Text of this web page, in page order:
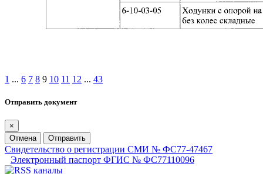
1 ... 6 7 8 9 10 11 12 ... 43
Отправить документ
×
Отмена
Отправить
Свидетельство о регистрации СМИ № ФС77-47467
Электронный паспорт ФГИС № ФС77110096